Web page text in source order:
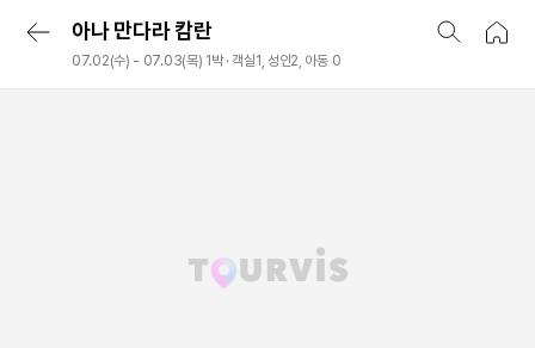
아나 만다라 캄란
07.02(수) - 07.03(목) 1박 · 객실1, 성인2, 아동 0